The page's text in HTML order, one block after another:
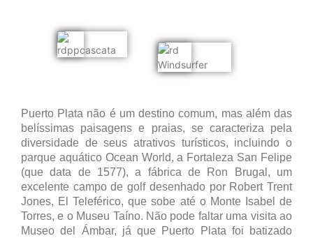
Puerto Plata não é um destino comum, mas além das
belíssimas paisagens e praias, se caracteriza pela
diversidade de seus atrativos turísticos, incluindo o
parque aquático Ocean World, a Fortaleza San Felipe
(que data de 1577), a fábrica de Ron Brugal, um
excelente campo de golf desenhado por Robert Trent
Jones, El Teleférico, que sobe até o Monte Isabel de
Torres, e o Museu Taíno. Não pode faltar uma visita ao
Museo del Ámbar, já que Puerto Plata foi batizado